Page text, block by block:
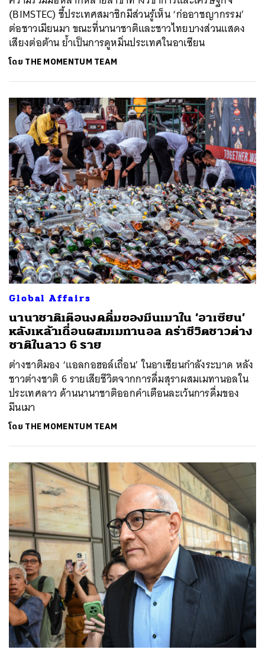
(BIMSTEC) ชี้ประเทศสมาชิกมีส่วนรู้เห็น ‘ก่ออาชญากรรม’
ต่อชาวเมียนมา ขณะที่นานาชาติและชาวไทยบางส่วนแสดง
เสียงต่อต้าน ย้ำเป็นการดูหมิ่นประเทศในอาเซียน
โดย THE MOMENTUM TEAM
Global Affairs
นานาชาติเตือนงดดื่มของมึนเมาใน ‘อาเซียน’
หลังเหล้าเถื่อนผสมเมทานอล คร่าชีวิตชาวต่าง
ชาติในลาว 6 ราย
ต่างชาติมอง ‘แอลกอฮอล์เถื่อน’ ในอาเซียนกำลังระบาด หลัง
ชาวต่างชาติ 6 รายเสียชีวิตจากการดื่มสุราผสมเมทานอลใน
ประเทศลาว ด้านนานาชาติออกคำเตือนละเว้นการดื่มของ
มึนเมา
โดย THE MOMENTUM TEAM